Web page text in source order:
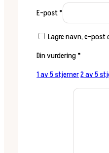
E-post*
Lagre navn, e-post
Din vurdering*
1 av 5 stjerner2 av 5